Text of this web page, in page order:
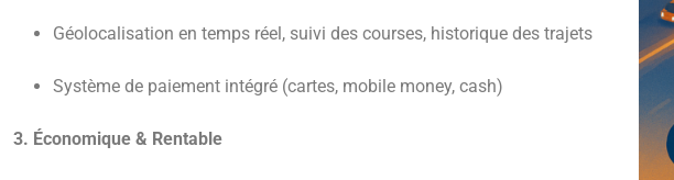
Géolocalisation en temps réel, suivi des courses, historique des trajets
Système de paiement intégré (cartes, mobile money, cash)
3. Économique & Rentable